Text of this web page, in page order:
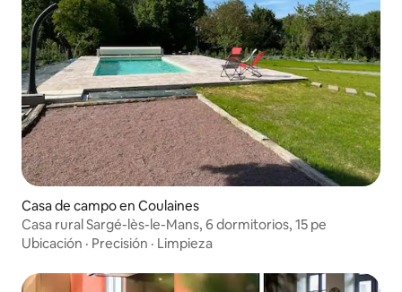
Casa de campo en Coulaines
Casa rural Sargé-lès-le-Mans, 6 dormitorios, 15 pe
Ubicación · Precisión · Limpieza